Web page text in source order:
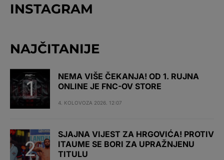
INSTAGRAM
NAJČITANIJE
NEMA VIŠE ČEKANJA! OD 1. RUJNA
ONLINE JE FNC-OV STORE
4. KOLOVOZA 2026. 12:07
SJAJNA VIJEST ZA HRGOVIĆA! PROTIV
ITAUME SE BORI ZA UPRAŽNJENU
TITULU